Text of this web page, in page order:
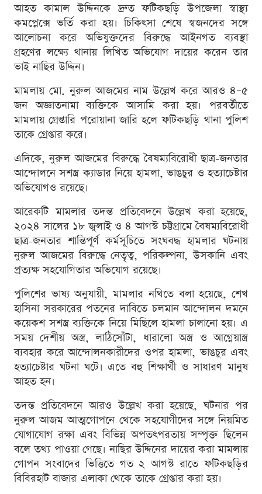
আহত কামাল উদ্দিনকে দ্রুত ফটিকছড়ি উপজেলা স্বাস্থ্য
কমপ্লেক্সে ভর্তি করা হয়। চিকিৎসা শেষে স্বজনদের সঙ্গে
আলোচনা করে অভিযুক্তদের বিরুদ্ধে আইনগত ব্যবস্থা
গ্রহণের লক্ষ্যে থানায় লিখিত অভিযোগ দায়ের করেন তার
ভাই নাছির উদ্দিন।
মামলায় মো. নুরুল আজমের নাম উল্লেখ করে আরও ৪–৫
জন অজ্ঞাতনামা ব্যক্তিকে আসামি করা হয়। পরবর্তীতে
মামলায় গ্রেপ্তারি পরোয়ানা জারি হলে ফটিকছড়ি থানা পুলিশ
তাকে গ্রেপ্তার করে।
এদিকে, নুরুল আজমের বিরুদ্ধে বৈষম্যবিরোধী ছাত্র-জনতার
আন্দোলনে সশস্ত্র ক্যাডার নিয়ে হামলা, ভাঙচুর ও হত্যাচেষ্টার
অভিযোগও রয়েছে।
আরেকটি মামলার তদন্ত প্রতিবেদনে উল্লেখ করা হয়েছে,
২০২৪ সালের ১৮ জুলাই ও ৪ আগস্ট চট্টগ্রামে বৈষম্যবিরোধী
ছাত্র-জনতার শান্তিপূর্ণ কর্মসূচিতে সংঘবদ্ধ হামলার ঘটনায়
নুরুল আজমের বিরুদ্ধে নেতৃত্ব, পরিকল্পনা, উসকানি এবং
প্রত্যক্ষ সহযোগিতার অভিযোগ রয়েছে।
পুলিশের ভাষ্য অনুযায়ী, মামলার নথিতে বলা হয়েছে, শেখ
হাসিনা সরকারের পতনের দাবিতে চলমান আন্দোলন দমনে
কয়েকশ সশস্ত্র ব্যক্তিকে নিয়ে মিছিলে হামলা চালানো হয়। এ
সময় দেশীয় অস্ত্র, লাঠিসোঁটা, ধারালো অস্ত্র ও আগ্নেয়াস্ত্র
ব্যবহার করে আন্দোলনকারীদের ওপর হামলা, ভাঙচুর এবং
হত্যাচেষ্টার ঘটনা ঘটে। এতে বহু শিক্ষার্থী ও সাধারণ মানুষ
আহত হন।
তদন্ত প্রতিবেদনে আরও উল্লেখ করা হয়েছে, ঘটনার পর
নুরুল আজম আত্মগোপনে থেকে সহযোগীদের সঙ্গে নিয়মিত
যোগাযোগ রক্ষা এবং বিভিন্ন অপতৎপরতায় সম্পৃক্ত ছিলেন
বলে তথ্য পাওয়া গেছে। নাছির উদ্দিনের দায়ের করা মামলায়
গোপন সংবাদের ভিত্তিতে গত ২ আগস্ট রাতে ফটিকছড়ির
বিবিরহাট বাজার এলাকা থেকে তাকে গ্রেপ্তার করা হয়।